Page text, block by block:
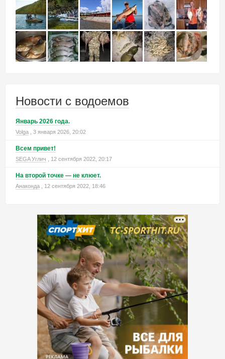
Новости с водоемов
Январь 2026 года.
Volga , 3 января 2026, 20:02
Всем привет!
SEGA Углич , 12 сентября 2022, 20:17
На второй точке — не клюет.
Анаконда , 12 сентября 2022, 18:46